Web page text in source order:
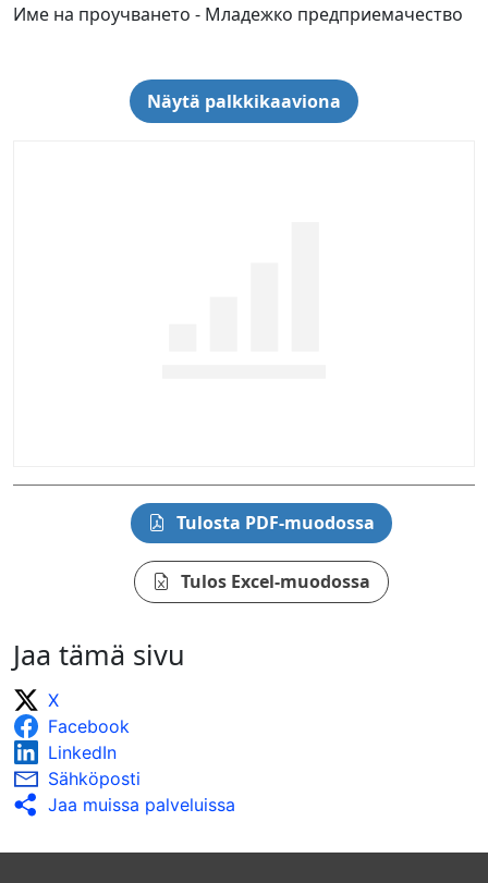
Име на проучването - Младежко предприемачество
Näytä palkkikaaviona
Tulosta PDF-muodossa
Tulos Excel-muodossa
Jaa tämä sivu
X
Facebook
LinkedIn
Sähköposti
Jaa muissa palveluissa